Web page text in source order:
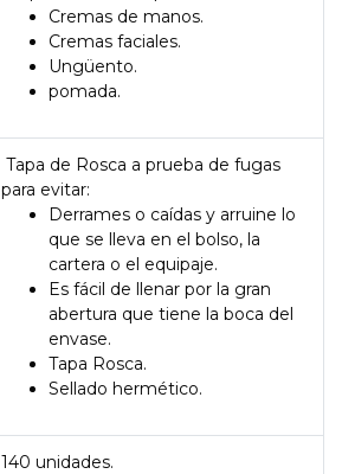
Cremas de manos.
Cremas faciales.
Ungüento.
pomada.
Tapa de Rosca a prueba de fugas
para evitar:
Derrames o caídas y arruine lo
que se lleva en el bolso, la
cartera o el equipaje.
Es fácil de llenar por la gran
abertura que tiene la boca del
envase.
Tapa Rosca.
Sellado hermético.
140 unidades.